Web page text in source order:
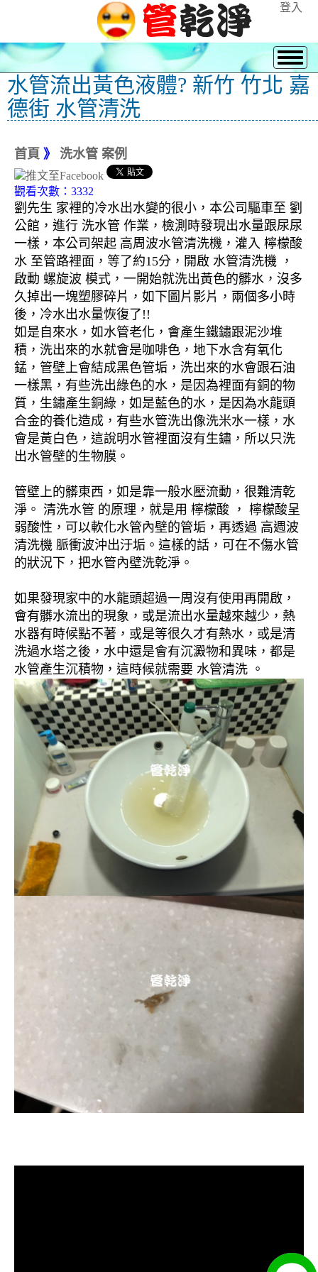
登入
水管流出黃色液體? 新竹 竹北 嘉
德街 水管清洗
首頁 》 洗水管 案例
觀看次數：3332
劉先生 家裡的冷水出水變的很小，本公司驅車至 劉
公館，進行 洗水管 作業，檢測時發現出水量跟尿尿
一樣，本公司架起 高周波水管清洗機，灌入 檸檬酸
水 至管路裡面，等了約15分，開啟 水管清洗機 ，
啟動 螺旋波 模式，一開始就洗出黃色的髒水，沒多
久掉出一塊塑膠碎片，如下圖片影片，兩個多小時
後，冷水出水量恢復了!!
如是自來水，如水管老化，會產生鐵鏽跟泥沙堆
積，洗出來的水就會是咖啡色，地下水含有氧化
錳，管壁上會結成黑色管垢，洗出來的水會跟石油
一樣黑，有些洗出綠色的水，是因為裡面有銅的物
質，生鏽產生銅綠，如是藍色的水，是因為水龍頭
合金的養化造成，有些水管洗出像洗米水一樣，水
會是黃白色，這說明水管裡面沒有生鏽，所以只洗
出水管壁的生物膜。
管壁上的髒東西，如是靠一般水壓流動，很難清乾
淨。 清洗水管 的原理，就是用 檸檬酸 ， 檸檬酸呈
弱酸性，可以軟化水管內壁的管垢，再透過 高週波
清洗機 脈衝波沖出汙垢。這樣的話，可在不傷水管
的狀況下，把水管內壁洗乾淨。
如果發現家中的水龍頭超過一周沒有使用再開啟，
會有髒水流出的現象，或是流出水量越來越少，熱
水器有時候點不著，或是等很久才有熱水，或是清
洗過水塔之後，水中還是會有沉澱物和異味，都是
水管產生沉積物，這時候就需要 水管清洗 。